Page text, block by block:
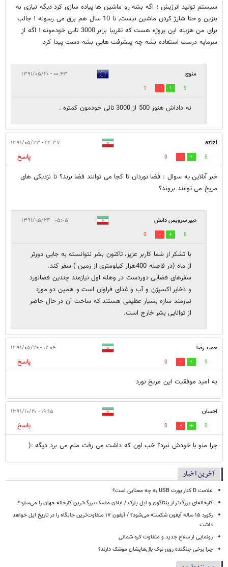
سیستم تولید انرژیش ؛ اگه بشه رو ماشین ها پیاده سازی کرد دیگه نیازی به
بنزین و حتا شارژ کردن ماشین نیست, تا 10 سال هم برق می رسونه ! جالب
برای من هزینه این پروژه هست که تقریبا برابر 3000 تایی خودمونه ! اگه از
سرمایه درست استفاده بشه چه پیشرفت هایی بشه دست پیدا کرد
منوچ ۰۰:۴۳ - ۱۳۹۱/۰۵/۲۰
9
1
نه داداش هنوز 500 از 3000 تائی خودمون کمتره .
azizi ۲۲:۳۷ - ۱۳۹۱/۰۵/۲۳
5
0
پاسخ
خبر آنلاین یه سوال : فضا نوردان تا کجا می توانند فضا برند؟ تا نزدیکی های
مریخ می توانند بروند؟
دبیر سرویس دانش ۰۵:۰۵ - ۱۳۹۱/۰۵/۲۴
8
0
با تشکر از شما کاربر عزیز، تاکنون بشر نتوانسته به جایی دورتر
از ماه (در فاصله 400هزار کیلومتری از زمین ) سفر کند.
سفرهای فضایی دوردست در وهله اول نیازمند چندین فضانورد
و ذخایر اکسیژن و آب و غذای فراوان است و همین دو مورد
نیازمند سازه بسیار عظیمی هستند که ساخت آن در حال حاضر
از توانایی بشر خارج است.
حمید رضا ۱۲:۰۴ - ۱۳۹۱/۰۵/۲۶
9
0
پاسخ
به امید موفقیت این مریخ نورد
احسان ۱۹:۱۵ - ۱۳۹۱/۱۰/۲۰
0
0
پاسخ
چرا منو با خودش نبرد؟ خب اون که داشت می رفت منم می برد دیگه :(
آخرین اخبار
علامت D کنار پورت USB به چه معنایی است؟
کارخانه‌ای بزرگ‌تر از پنتاگون و اپل پارک / ایلان ماسک بزرگ‌ترین کارخانه جهان را می‌سازد؟
رکورد ۱۵ ساله آیفون شکسته می‌شود؟ / آیفون ۱۷ متفاوت‌ترین جایگاه را در تاریخ اپل خواهد
داشت
رونمایی از سلاح جدید و متفاوت کره شمالی
چرا برخی جنگنده روی نوک بال‌هایشان موشک‌ دارند؟